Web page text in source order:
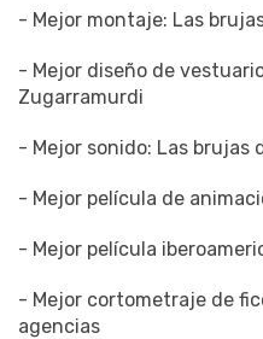
- Mejor montaje: Las
- Mejor diseño de
Zugarramurdi
- Mejor sonido: Las brujas
- Mejor película de
- Mejor película
- Mejor cortometraje de
agencias